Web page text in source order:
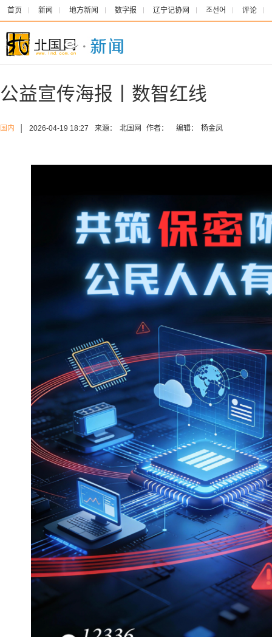
首页 新闻 地方新闻 数字报 辽宁记协网 조선어 评论
公益宣传海报丨数智红线
国内 2026-04-19 18:27 来源： 北国网 作者： 编辑： 杨金凤